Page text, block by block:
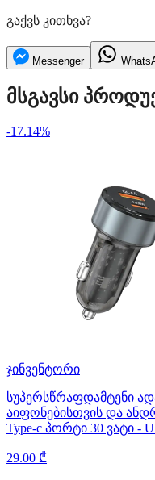
გაქვს კითხვა?
Messenger
მსგავსი
-17.14%
ჯინვენტორი
სუპერსწრაფდამტენი
აიფონებისთვის და
Type-c პორტი 30 ვატი -
29.00 ₾